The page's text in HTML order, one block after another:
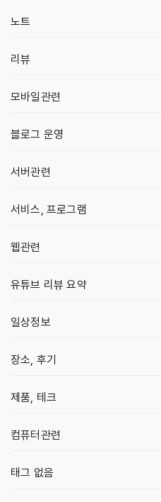
노트
리뷰
모바일관련
블로그 운영
서버관련
서비스, 프로그램
웹관련
유튜브 리뷰 요약
일상정보
장소, 후기
제품, 테크
컴퓨터관련
태그 없음